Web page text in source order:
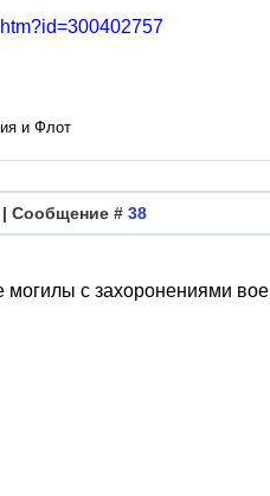
и Флот
| Сообщение # 38
могилы с захоронениями